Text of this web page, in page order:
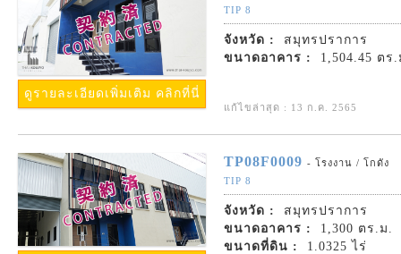
ดูรายละเอียดเพิ่มเติม คลิกที่นี่
TIP 8
จังหวัด :
สมุทรปราการ
ขนาดอาคาร :
1,504.45 ตร
แก้ไขล่าสุด : 13 ก.ค. 2565
TP08F0009 - โรงงาน / โกดัง
TIP 8
จังหวัด :
สมุทรปราการ
ขนาดอาคาร :
1,300 ตร.ม.
ขนาดที่ดิน :
1.0325 ไร่